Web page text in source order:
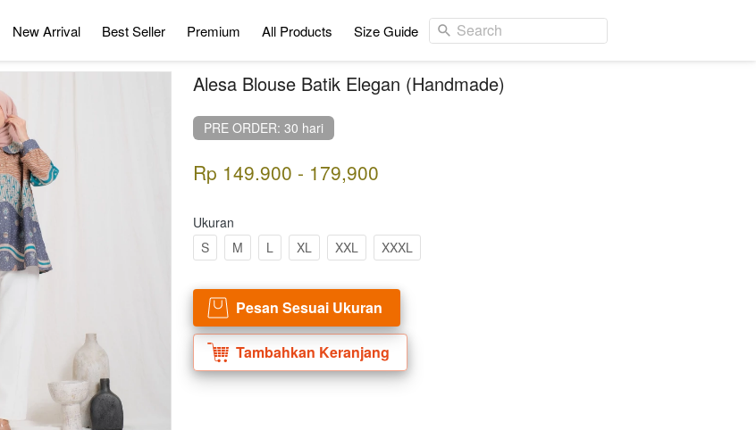
New Arrival Best Seller Premium All Products Size Guide Search
Alesa Blouse Batik Elegan (Handmade)
PRE ORDER: 30 hari
Rp 149.900 - 179,900
Ukuran
S
M L XL XXL XXXL
` Pesan Sesuai Ukuran
` Tambahkan Keranjang